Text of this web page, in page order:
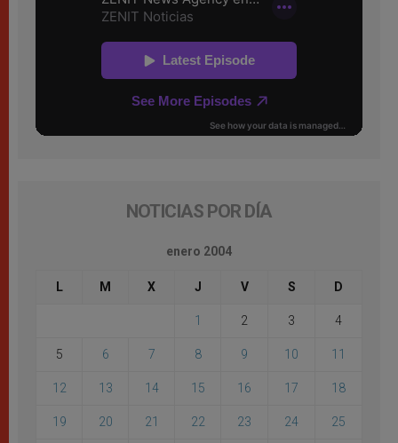
NOTICIAS POR DÍA
enero 2004
L M X J V S D
1 2 3 4
5 6 7 8 9 10 11
12 13 14 15 16 17 18
19 20 21 22 23 24 25